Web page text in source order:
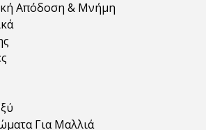
Απόδοση & Μνήμη
Για Μαλλιά